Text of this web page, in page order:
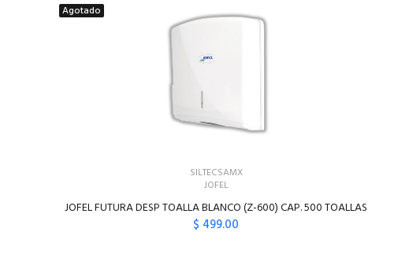
Agotado
SILTECSAMX
JOFEL
JOFEL FUTURA DESP TOALLA BLANCO (Z-600) CAP. 500 TOALLAS
$ 499.00